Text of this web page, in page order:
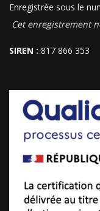
Enregistrée sous le
Cet enregistrement
SIREN : 817 866 353